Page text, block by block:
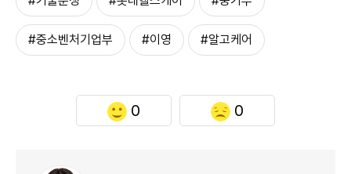
#중소벤처기업부 #이영 #알고케어
0 0